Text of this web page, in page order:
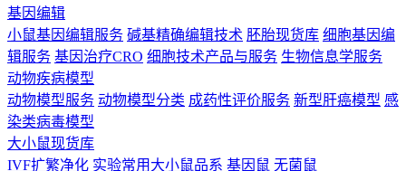
基因编辑
小鼠基因编辑服务 碱基精确编辑技术 胚胎现货库 细胞基因编
辑服务 基因治疗CRO 细胞技术产品与服务 生物信息学服务
动物疾病模型
动物模型服务 动物模型分类 成药性评价服务 新型肝癌模型 感
染类病毒模型
大小鼠现货库
IVF扩繁净化 实验常用大小鼠品系 基因鼠 无菌鼠